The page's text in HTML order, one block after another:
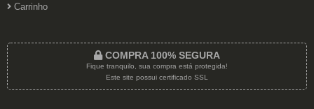
Carrinho
COMPRA 100% SEGURA
Fique tranquilo, sua compra está protegida!
Este site possui certificado SSL